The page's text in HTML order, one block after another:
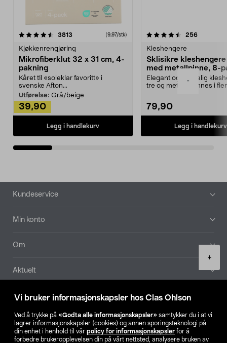
Vi bruker informasjonskapsler hos Clas Ohlson
Ved å trykke på «Godta alle informasjonskapsler» samtykker du i at vi
lagrer informasjonskapsler (cookies) og annen sporingsteknologi på
din enhet i henhold til vår policy for informasjonskapsler for å
forbedre brukeropplevelsen din på vårt nettsted, analysere bruken av
-
+
3813 anmeldelser(9,97/stk)
Kjøkkenrengjøring
Mikrofiberklut 32 x 31 cm, 4-
pakning
Kåret til «soleklar favoritt» i
svenske Afton...
Utførelse: Grå/beige
39,90
Legg i handlekurv
4.5av 5 stjerner 256
Kleshengere
Sklisikre
med metallpinne, 8-
Elegant og skikkelig
tre og metall – finnes i
79,90
Legg i handlekurv
4.5av 5 stjerner
Bunntekst
Kundeservice
Min konto
Om
Aktuelt
Våre selskaper
Finn din butikk